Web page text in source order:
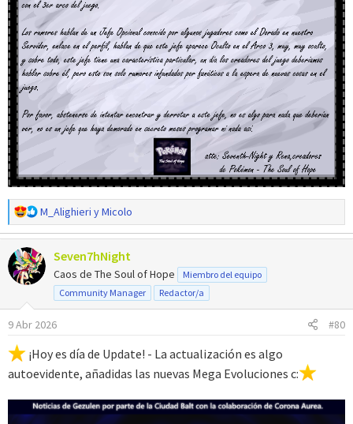
R
e
a
c
c
e
:
M_Alighieri yMicolo
Seven7hNight
Caos de The Soul of Hope
Miembro del equipo
Community Manager
Redactor/a
9 Abr 2026 #80
¡Hoy es día de Update! - La actualización es algo
autoevidente, añadidas las nuevas Mega Evoluciones c: